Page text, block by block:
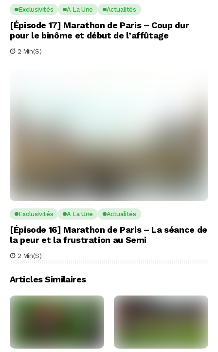
Exclusivités A La Une Actualités
[Épisode 17] Marathon de Paris – Coup dur
pour le binôme et début de l’affûtage
2 Min(s)
Exclusivités A La Une Actualités
[Épisode 16] Marathon de Paris – La séance de
la peur et la frustration au Semi
2 Min(s)
Articles Similaires